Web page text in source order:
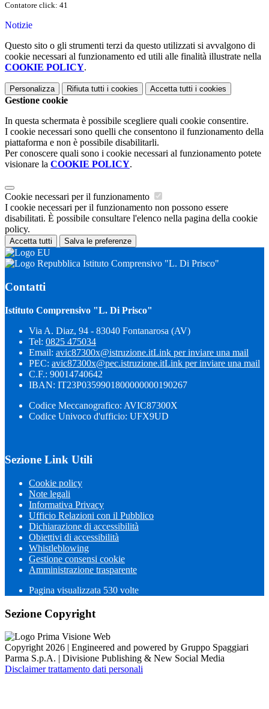
Contatore click: 41
Notizie
Questo sito o gli strumenti terzi da questo utilizzati si avvalgono di
cookie necessari al funzionamento ed utili alle finalità illustrate nella
COOKIE POLICY.
Personalizza Rifiuta tutti i cookies Accetta tutti i cookies
Gestione cookie
In questa schermata è possibile scegliere quali cookie consentire.
I cookie necessari sono quelli che consentono il funzionamento della
piattaforma e non è possibile disabilitarli.
Per conoscere quali sono i cookie necessari al funzionamento potete
visionare la COOKIE POLICY.
Cookie necessari per il funzionamento
I cookie necessari per il funzionamento non possono essere
disabilitati. È possibile consultare l'elenco nella pagina della cookie
policy.
Accetta tutti Salva le preferenze
Istituto Comprensivo "L. Di Prisco"
Contatti
Istituto Comprensivo "L. Di Prisco"
Via A. Diaz, 94 - 83040 Fontanarosa (AV)
Tel: 0825 475034
Email: avic87300x@istruzione.itLink per inviare una mail
PEC: avic87300x@pec.istruzione.itLink per inviare una mail
C.F.: 90014740642
IBAN: IT23P0359901800000000190267
Codice Meccanografico: AVIC87300X
Codice Univoco d'ufficio: UFX9UD
Sezione Link Utili
Cookie policy
Note legali
Informativa Privacy
Ufficio Relazioni con il Pubblico
Dichiarazione di accessibilità
Obiettivi di accessibilità
Whistleblowing
Gestione consensi cookie
Amministrazione trasparente
Pagina visualizzata 530 volte
Sezione Copyright
Copyright 2026 | Engineered and powered by Gruppo Spaggiari
Parma S.p.A. | Divisione Publishing & New Social Media
Disclaimer trattamento dati personali